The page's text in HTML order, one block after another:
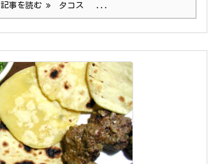
記事を読む タコス ...